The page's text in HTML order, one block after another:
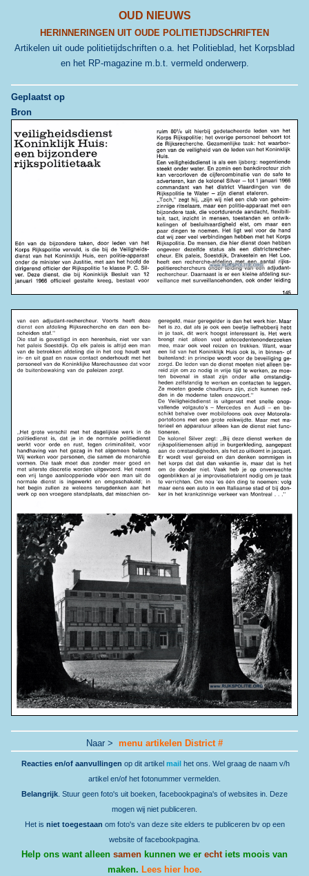
OUD NIEUWS
HERINNERINGEN UIT OUDE POLITIETIJDSCHRIFTEN
Artikelen uit oude politietijdschriften o.a. het Politieblad, het Korpsblad
en het RP-magazine m.b.t. vermeld onderwerp.
Geplaatst op
Bron
Naar > menu artikelen District #
Reacties en/of aanvullingen op dit artikel mail het ons. Wel graag de naam v/h
artikel en/of het fotonummer vermelden.
Belangrijk . Stuur geen foto's uit boeken, facebookpagina's of websites in. Deze
mogen wij niet publiceren.
Het is niet toegestaan om foto's van deze site elders te publiceren bv op een
website of facebookpagina.
Help ons want alleen samen kunnen we er echtiets moois van
maken. Lees hier hoe.